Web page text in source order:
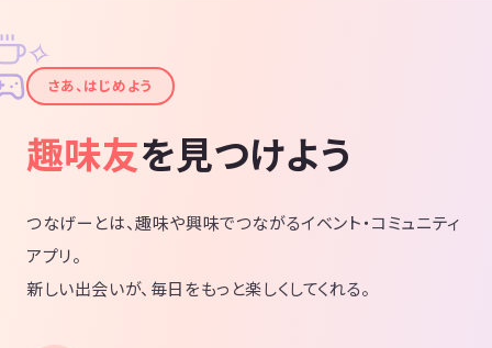
✦
✧
さあ、はじめよう
趣味友を見つけよう
つなげーとは、趣味や興味でつながるイベント・コミュニティ
アプリ。
新しい出会いが、毎日をもっと楽しくしてくれる。